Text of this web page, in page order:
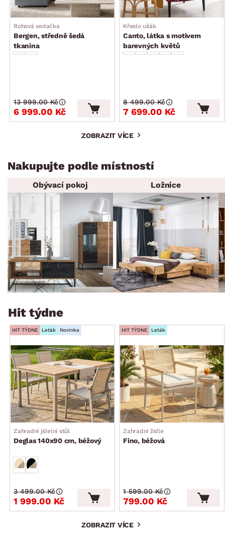
Rohová sedačka
Bergen, středně šedá
tkanina
6 999.00 Kč
13 999.00 Kč
Křeslo ušák
Canto, látka s motivem
barevných květů
7 699.00 Kč
8 499.00 Kč
ZOBRAZIT VÍCE
Nakupujte podle místností
Obývací pokoj Ložnice
Hit týdne
HIT TÝDNE Leták Novinka
Zahradní jídelní stůl
Deglas 140x90 cm, béžový
1 999.00 Kč
3 499.00 Kč
HIT TÝDNE Leták
Zahradní židle
Fino, béžová
799.00 Kč
1 599.00 Kč
ZOBRAZIT VÍCE